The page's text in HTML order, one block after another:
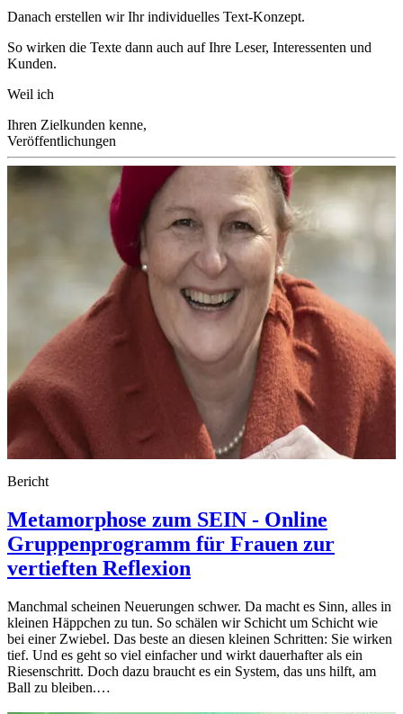
Danach erstellen wir Ihr individuelles Text-Konzept.
So wirken die Texte dann auch auf Ihre Leser, Interessenten und
Kunden.
Weil ich
Ihren Zielkunden kenne,
Veröffentlichungen
Bericht
Metamorphose zum SEIN - Online
Gruppenprogramm für Frauen zur
vertieften Reflexion
Manchmal scheinen Neuerungen schwer. Da macht es Sinn, alles in
kleinen Häppchen zu tun. So schälen wir Schicht um Schicht wie
bei einer Zwiebel. Das beste an diesen kleinen Schritten: Sie wirken
tief. Und es geht so viel einfacher und wirkt dauerhafter als ein
Riesenschritt. Doch dazu braucht es ein System, das uns hilft, am
Ball zu bleiben.…